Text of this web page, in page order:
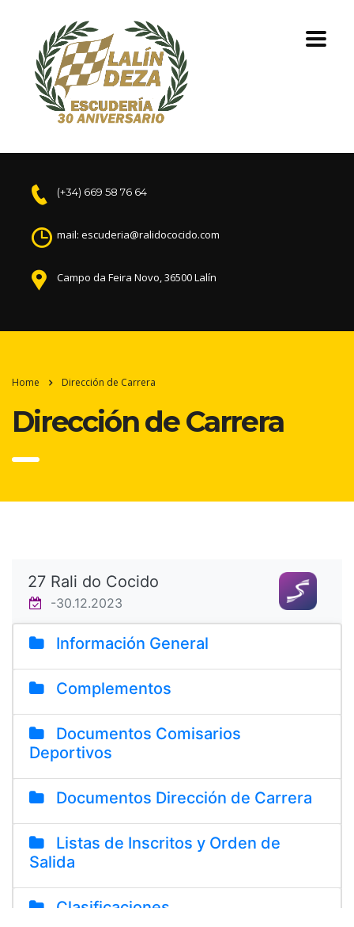
(+34) 669 58 76 64
mail: escuderia@ralidococido.com
Campo da Feira Novo, 36500 Lalín
Home Dirección de Carrera
Dirección de Carrera